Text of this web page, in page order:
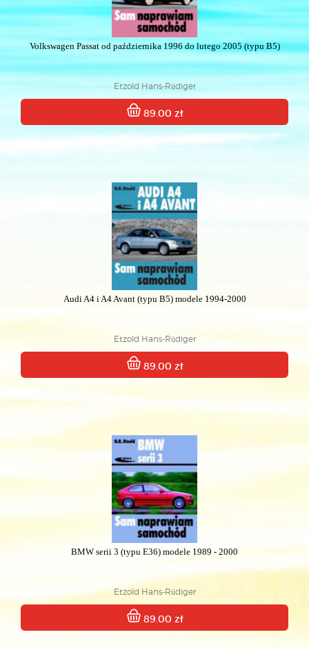
Volkswagen Passat od października 1996 do lutego 2005 (typu B5)
Etzold Hans-Rüdiger
89.00 zł
Audi A4 i A4 Avant (typu B5) modele 1994-2000
Etzold Hans-Rüdiger
89.00 zł
BMW serii 3 (typu E36) modele 1989 - 2000
Etzold Hans-Rüdiger
89.00 zł